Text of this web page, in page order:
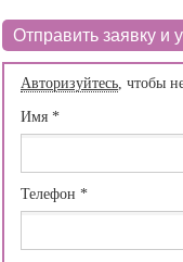
Отправить заявку и
Авторизуйтесь, чтобы
Имя *
Телефон *